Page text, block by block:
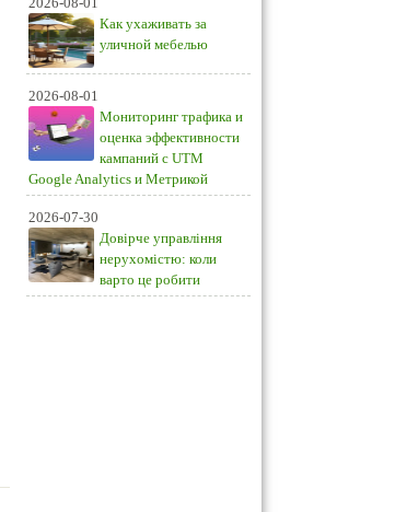
Как ухаживать за
уличной мебелью
2026-08-01
Мониторинг трафика и
оценка эффективности
кампаний с UTM
Google Analytics и Метрикой
2026-07-30
Довірче управління
нерухомістю: коли
варто це робити